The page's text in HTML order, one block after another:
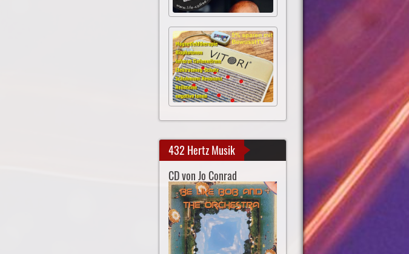
432 Hertz Musik
CD von Jo Conrad